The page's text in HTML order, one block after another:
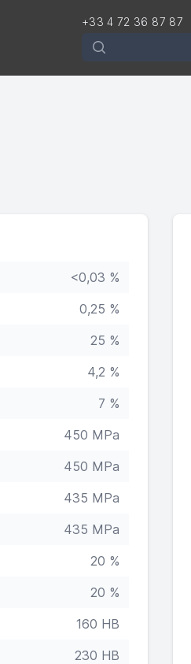
+33 4 72 36 87 87
Rechercher
<0,03 %
0,25 %
25 %
4,2 %
7 %
450 MPa
450 MPa
435 MPa
435 MPa
20 %
20 %
160 HB
230 HB